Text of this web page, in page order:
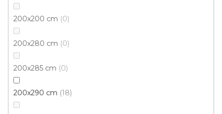
200x200 cm 0
200x280 cm 0
200x285 cm 0
200x290 cm 18